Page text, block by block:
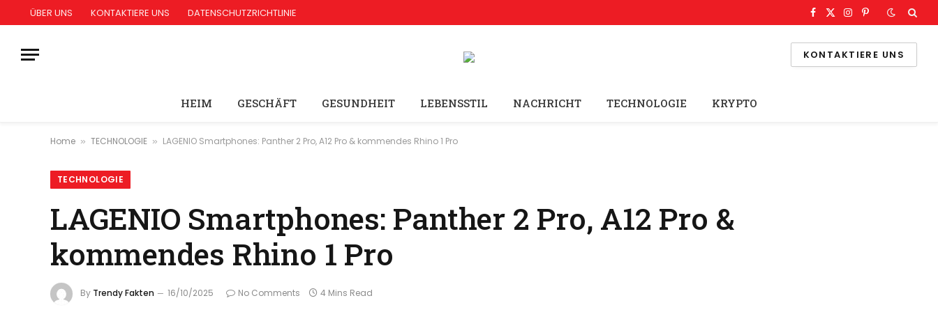
ÜBER UNS KONTAKTIERE UNS DATENSCHUTZRICHTLINIE Facebook
X
Instagram
Pinterest
KONTAKTIERE UNS
HEIM GESCHÄFT GESUNDHEIT LEBENSSTIL NACHRICHT TECHNOLOGIE KRYPTO
Home » TECHNOLOGIE » LAGENIO Smartphones: Panther 2 Pro, A12 Pro & kommendes Rhino 1 Pro
TECHNOLOGIE
LAGENIO Smartphones: Panther 2 Pro, A12 Pro &
kommendes Rhino 1 Pro
By Trendy Fakten 16/10/2025 No Comments 4 Mins Read